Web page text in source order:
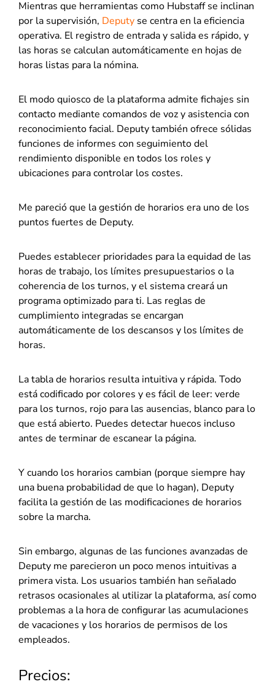
Mientras que herramientas como Hubstaff se inclinan
por la supervisión, Deputy se centra en la eficiencia
operativa. El registro de entrada y salida es rápido, y
las horas se calculan automáticamente en hojas de
horas listas para la nómina.
El modo quiosco de la plataforma admite fichajes sin
contacto mediante comandos de voz y asistencia con
reconocimiento facial. Deputy también ofrece sólidas
funciones de informes con seguimiento del
rendimiento disponible en todos los roles y
ubicaciones para controlar los costes.
Me pareció que la gestión de horarios era uno de los
puntos fuertes de Deputy.
Puedes establecer prioridades para la equidad de las
horas de trabajo, los límites presupuestarios o la
coherencia de los turnos, y el sistema creará un
programa optimizado para ti. Las reglas de
cumplimiento integradas se encargan
automáticamente de los descansos y los límites de
horas.
La tabla de horarios resulta intuitiva y rápida. Todo
está codificado por colores y es fácil de leer: verde
para los turnos, rojo para las ausencias, blanco para lo
que está abierto. Puedes detectar huecos incluso
antes de terminar de escanear la página.
Y cuando los horarios cambian (porque siempre hay
una buena probabilidad de que lo hagan), Deputy
facilita la gestión de las modificaciones de horarios
sobre la marcha.
Sin embargo, algunas de las funciones avanzadas de
Deputy me parecieron un poco menos intuitivas a
primera vista. Los usuarios también han señalado
retrasos ocasionales al utilizar la plataforma, así como
problemas a la hora de configurar las acumulaciones
de vacaciones y los horarios de permisos de los
empleados.
Precios: